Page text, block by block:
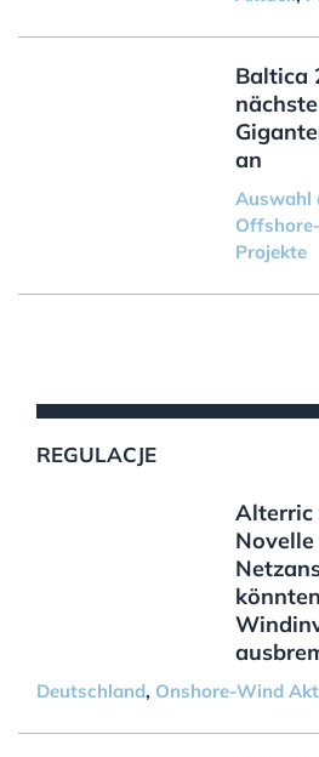
Baltica
an
Auswahl
Projekte
REGULACJE
Alterric
könnten
Deutschland, Onshore-Wind